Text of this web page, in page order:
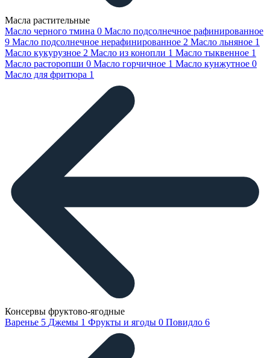
Масла растительные
Масло черного тмина 0 Масло подсолнечное рафинированное
9 Масло подсолнечное нерафинированное 2 Масло льняное 1
Масло кукурузное 2 Масло из конопли 1 Масло тыквенное 1
Масло расторопши 0 Масло горчичное 1 Масло кунжутное 0
Масло для фритюра 1
Консервы фруктово-ягодные
Варенье 5 Джемы 1 Фрукты и ягоды 0 Повидло 6